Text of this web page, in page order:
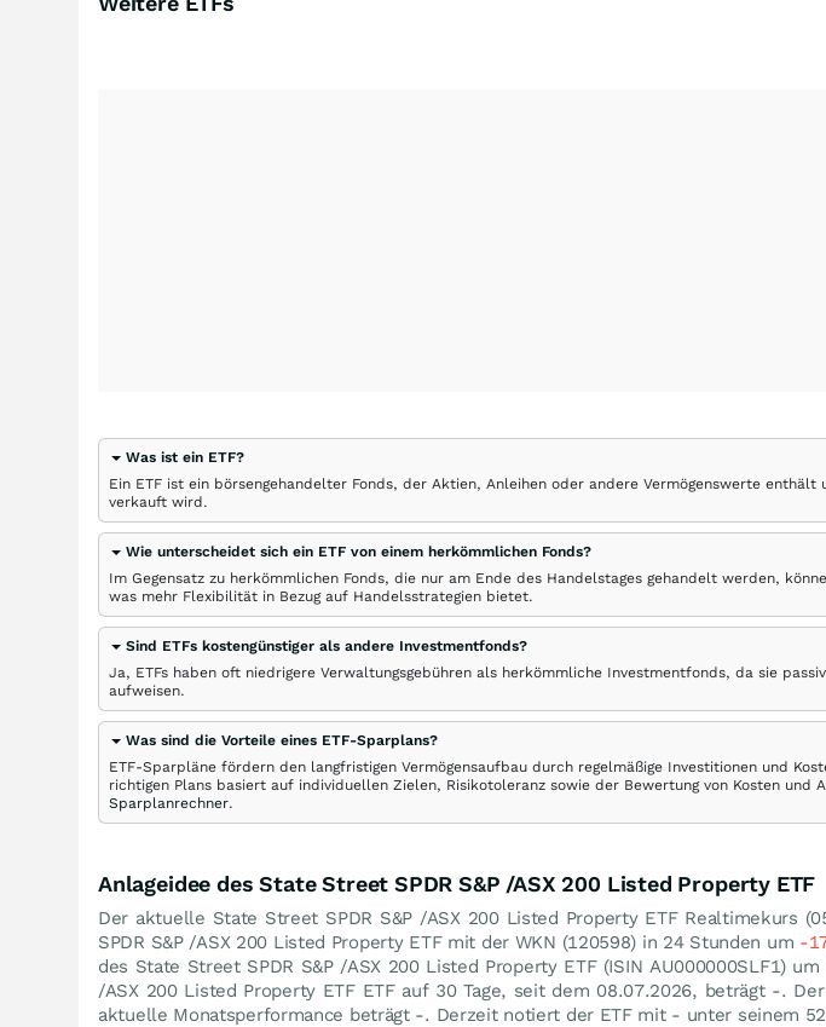
Was ist ein ETF?
Ein ETF ist ein börsengehandelter Fonds, der Aktien, Anleihen oder andere Vermögenswerte
verkauft wird.
Wie unterscheidet sich ein ETF von einem herkömmlichen Fonds?
Im Gegensatz zu herkömmlichen Fonds, die nur am Ende des Handelstages gehandelt werden,
was mehr Flexibilität in Bezug auf Handelsstrategien bietet.
Sind ETFs kostengünstiger als andere Investmentfonds?
Ja, ETFs haben oft niedrigere Verwaltungsgebühren als herkömmliche Investmentfonds, da sie
aufweisen.
Was sind die Vorteile eines ETF-Sparplans?
ETF-Sparpläne fördern den langfristigen Vermögensaufbau durch regelmäßige Investitionen und
richtigen Plans basiert auf individuellen Zielen, Risikotoleranz sowie der Bewertung von Kosten und
Sparplanrechner.
Anlageidee des State Street SPDR S&P /ASX 200 Listed Property ETF
Der aktuelle State Street SPDR S&P /ASX 200 Listed Property ETF Realtimekurs (
SPDR S&P /ASX 200 Listed Property ETF mit der WKN (120598) in 24 Stunden um -
des State Street SPDR S&P /ASX 200 Listed Property ETF (ISIN AU000000SLF1)
/ASX 200 Listed Property ETF ETF auf 30 Tage, seit dem 08.07.2026, beträgt -.
aktuelle Monatsperformance beträgt -. Derzeit notiert der ETF mit - unter seinem